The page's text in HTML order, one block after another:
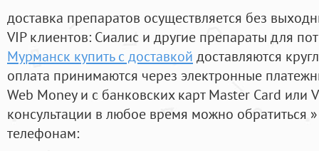
доставка препаратов осуществляется без
VIP клиентов: Сиалис и другие препараты для
Мурманск купить с доставкой доставляются
оплата принимаются через электронные
Web Money и с банковских карт Master Card или
консультации в любое время можно обратиться
телефонам: